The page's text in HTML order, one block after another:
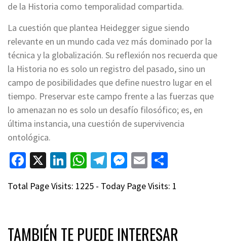
de la Historia como temporalidad compartida.
La cuestión que plantea Heidegger sigue siendo
relevante en un mundo cada vez más dominado por la
técnica y la globalización. Su reflexión nos recuerda que
la Historia no es solo un registro del pasado, sino un
campo de posibilidades que define nuestro lugar en el
tiempo. Preservar este campo frente a las fuerzas que
lo amenazan no es solo un desafío filosófico; es, en
última instancia, una cuestión de supervivencia
ontológica.
Facebook
X LinkedIn
WhatsApp
Telegram
Messenger
Email
Total Page Visits: 1225 - Today Page Visits: 1
TAMBIÉN TE PUEDE INTERESAR